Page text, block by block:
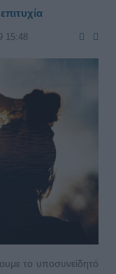
15:48
το υποσυνείδητό